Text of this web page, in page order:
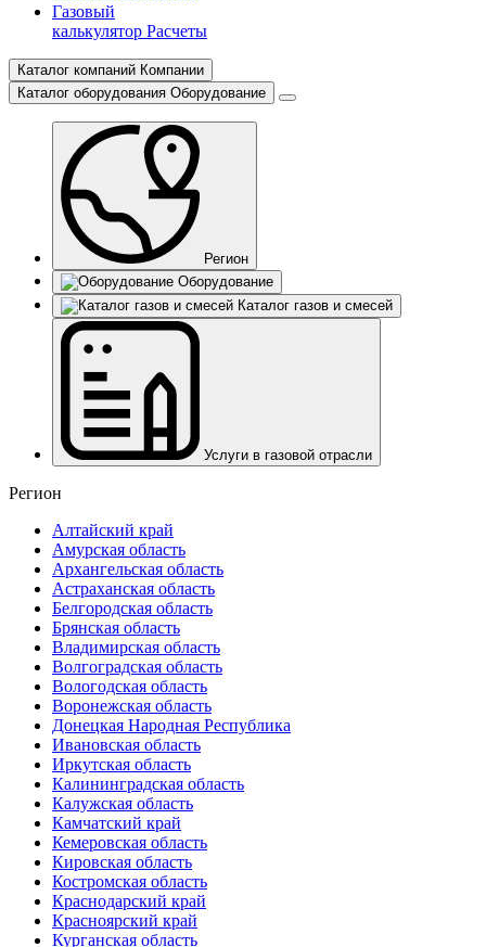
Газовый
калькулятор Расчеты
Каталог компаний Компании
Каталог оборудования Оборудование
Регион
Оборудование
Каталог газов и смесей
Услуги в газовой отрасли
Регион
Алтайский край
Амурская область
Архангельская область
Астраханская область
Белгородская область
Брянская область
Владимирская область
Волгоградская область
Вологодская область
Воронежская область
Донецкая Народная Республика
Ивановская область
Иркутская область
Калининградская область
Калужская область
Камчатский край
Кемеровская область
Кировская область
Костромская область
Краснодарский край
Красноярский край
Курганская область